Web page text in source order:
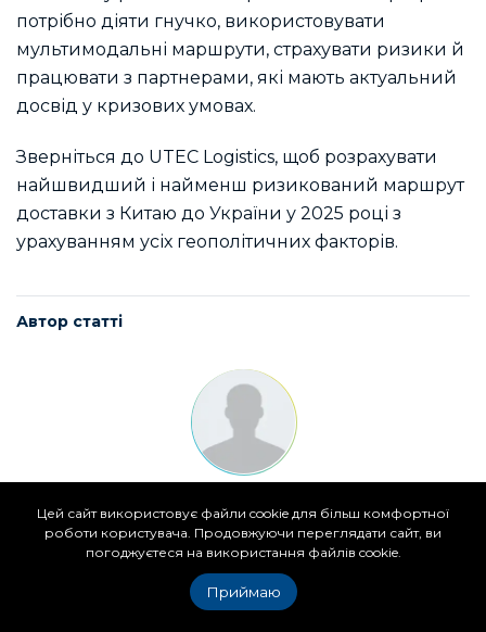
потрібно діяти гнучко, використовувати
мультимодальні маршрути, страхувати ризики й
працювати з партнерами, які мають актуальний
досвід у кризових умовах.
Зверніться до UTEC Logistics, щоб розрахувати
найшвидший і найменш ризикований маршрут
доставки з Китаю до України у 2025 році з
урахуванням усіх геополітичних факторів.
Автор статті
Білик-Берегова Людмила
Chief Marketing Officer
Цей сайт використовує файли cookie для більш комфортної
роботи користувача. Продовжуючи переглядати сайт, ви
погоджуєтеся на використання файлів cookie.
Приймаю